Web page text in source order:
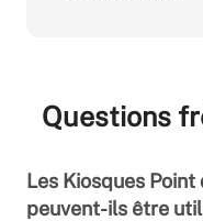
Questions
Les Kiosques Point
peuvent-ils être